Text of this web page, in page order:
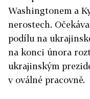
Washingtonem a
nerostech.
podílu na
na konci února
ukrajinským
v oválné pracovně.